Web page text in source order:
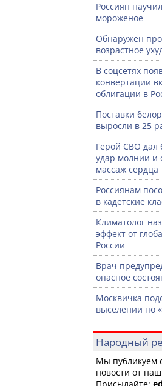
Россиян
мороженое
Обнаружен
возрастное
В соцсетях
конвертации
облигации в
Поставки
выросли в 25
Герой СВО дал
удар молнии и
массаж сердца
Россиянам
в кадетские
Климатолог
эффект от
России
Врач
опасное
Москвичка
выселении по
Народный
Мы публикуем
новости от